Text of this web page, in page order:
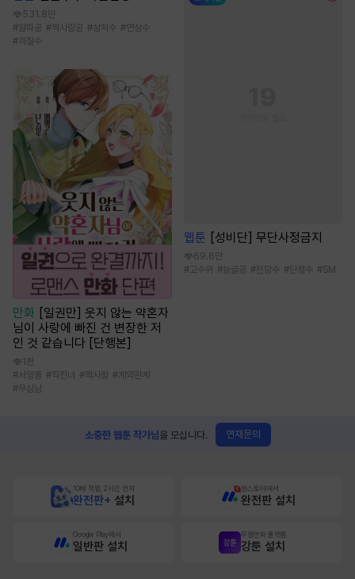
531.8만
#알파공 #짝사랑공 #상처수 #연상수
#까칠수
만화 [일권만] 웃지 않는 약혼자
님이 사랑에 빠진 건 변장한 저
인 것 같습니다 [단행본]
1천
#서양풍 #직진녀 #짝사랑 # 계약관계
#무심남
웹툰 [성비단] 무단사정금지
69.6만
#고수위 #능글공 #잔망수 #단정수 #SM
소중한 웹툰 작가님을 모십니다. 연재문의
10배 적립, 2시간 먼저
완전판+ 설치
원스토어에서
완전판 설치
Google Play에서
일반판 설치
무협만화 플랫폼
강툰 설치